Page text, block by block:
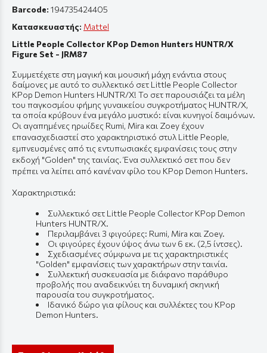
Barcode: 194735424405
Κατασκευαστής: Mattel
Little People Collector KPop Demon Hunters HUNTR/X
Figure Set - JRM87
Συμμετέχετε στη μαγική και μουσική μάχη ενάντια στους
δαίμονες με αυτό το συλλεκτικό σετ Little People Collector
KPop Demon Hunters HUNTR/X! Το σετ παρουσιάζει τα μέλη
του παγκοσμίου φήμης γυναικείου συγκροτήματος HUNTR/X,
τα οποία κρύβουν ένα μεγάλο μυστικό: είναι κυνηγοί δαιμόνων.
Οι αγαπημένες ηρωίδες Rumi, Mira και Zoey έχουν
επανασχεδιαστεί στο χαρακτηριστικό στυλ Little People,
εμπνευσμένες από τις εντυπωσιακές εμφανίσεις τους στην
εκδοχή "Golden" της ταινίας. Ένα συλλεκτικό σετ που δεν
πρέπει να λείπει από κανέναν φίλο του KPop Demon Hunters.
Χαρακτηριστικά:
Συλλεκτικό σετ Little People Collector KPop Demon
Hunters HUNTR/X.
Περιλαμβάνει 3 φιγούρες: Rumi, Mira και Zoey.
Οι φιγούρες έχουν ύψος άνω των 6 εκ. (2,5 ίντσες).
Σχεδιασμένες σύμφωνα με τις χαρακτηριστικές
"Golden" εμφανίσεις των χαρακτήρων στην ταινία.
Συλλεκτική συσκευασία με διάφανο παράθυρο
προβολής που αναδεικνύει τη δυναμική σκηνική
παρουσία του συγκροτήματος.
Ιδανικό δώρο για φίλους και συλλέκτες του KPop
Demon Hunters.